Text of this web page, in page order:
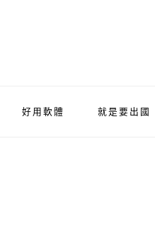
好用軟體 就是要出國